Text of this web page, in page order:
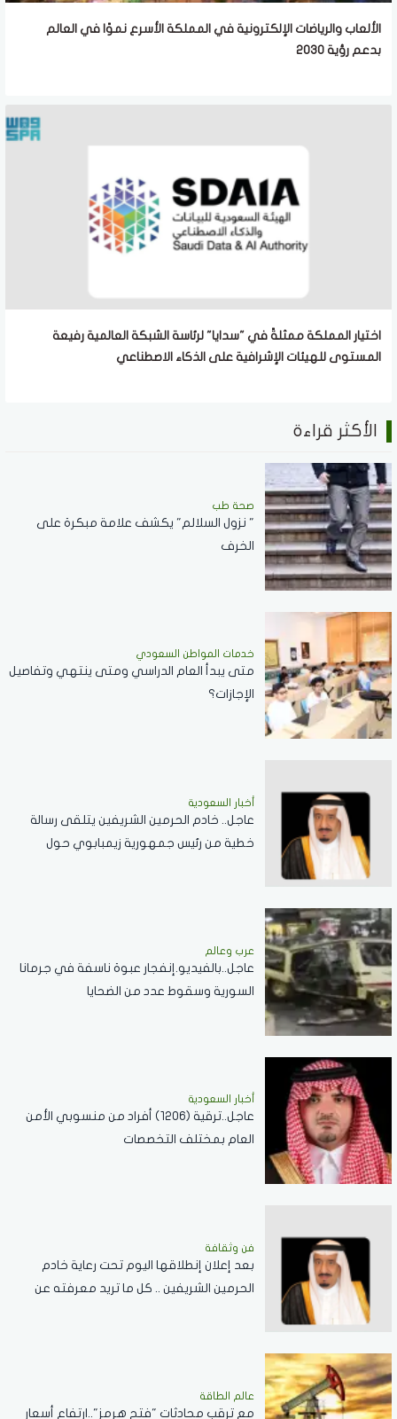
الألعاب والرياضات الإلكترونية في المملكة الأسرع نموًا في العالم
بدعم رؤية 2030
اختيار المملكة ممثلةً في "سدايا" لرئاسة الشبكة العالمية رفيعة
المستوى للهيئات الإشرافية على الذكاء الاصطناعي
الأكثر قراءة
صحة طب
" نزول السلالم" يكشف علامة مبكرة على
الخرف
خدمات المواطن السعودي
‏متى يبدأ العام الدراسي ومتى ينتهي وتفاصيل
الإجازات؟
أخبار السعودية
عاجل.. خادم الحرمين الشريفين يتلقى رسالة
خطية من رئيس جمهورية زيمبابوي حول
عرب وعالم
عاجل..بالفيديو.إنفجار عبوة ناسفة في جرمانا
السورية وسقوط عدد من الضحايا
أخبار السعودية
عاجل..ترقية (1206) أفراد من منسوبي الأمن
العام بمختلف التخصصات
فن وثقافة
بعد إعلان إنطلاقها اليوم تحت رعاية خادم
الحرمين الشريفين .. كل ما تريد معرفته عن
عالم الطاقة
مع ترقب محادثات "فتح هرمز"..ارتفاع أسعار